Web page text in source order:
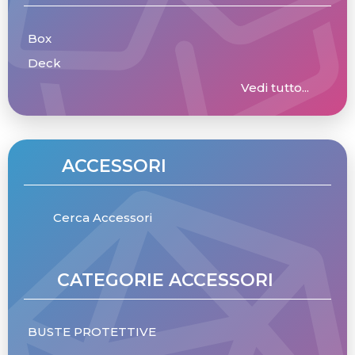
Box
Deck
Vedi tutto...
ACCESSORI
Cerca Accessori
CATEGORIE ACCESSORI
BUSTE PROTETTIVE